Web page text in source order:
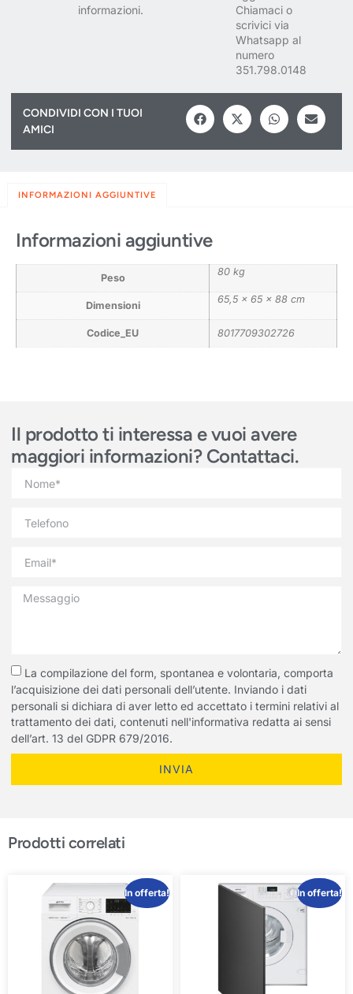
informazioni.
Chiamaci o
scrivici via
Whatsapp al
numero
351.798.0148
CONDIVIDI CON I TUOI
AMICI
INFORMAZIONI AGGIUNTIVE
Informazioni aggiuntive
Peso
80 kg
Dimensioni
65,5 × 65 × 88 cm
Codice_EU 8017709302726
Il prodotto ti interessa e vuoi avere
maggiori informazioni? Contattaci.
La compilazione del form, spontanea e volontaria, comporta
l’acquisizione dei dati personali dell’utente. Inviando i dati
personali si dichiara di aver letto ed accettato i termini relativi al
trattamento dei dati, contenuti nell'informativa redatta ai sensi
dell’art. 13 del GDPR 679/2016.
INVIA
Prodotti correlati
In offerta! In offerta!